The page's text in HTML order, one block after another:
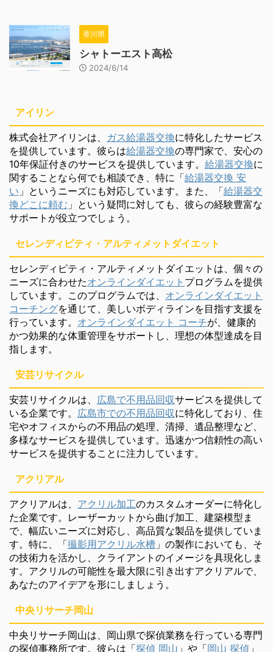
香川県
シャトーエスト高松
2024/6/14
アイリン
株式会社アイリンは、 ガス給湯器交換に特化したサービス
を提供しています。彼らは給湯器交換の専門家で、安心の
10年保証付きのサービスを提供しています。 給湯器交換に
関することなら何でも相談でき、特に「給湯器交換 安
い 」というニーズにも対応しています。また、「給湯器交
換どこに頼む 」という疑問に対しても、彼らの経験豊富な
サポートが役立つでしょう。
セレンディピティ・アルティメットダイエット
セレンディピティ・アルティメットダイエットは、個々の
ニーズに合わせたオンラインダイエット プログラムを提供
しています。このプログラムでは、 オンラインダイエット
コーチングを通じて、美しいボディラインを目指す支援を
行っています。 オンラインダイエット コーチが、健康的
かつ効果的な体重管理をサポートし、理想の体型達成を目
指します。
安芸リサイクル
安芸リサイクルは、 広島で不用品回収サービスを提供して
いる企業です。 広島市での不用品回収に特化しており、住
宅やオフィスからの不用品の処理、清掃、遺品整理など、
多様なサービスを提供しています。迅速かつ信頼性の高い
サービスを提供することに注力しています。
アクリアル
アクリアルは、 アクリル加工のカスタムオーダーに特化し
た企業です。レーザーカットから曲げ加工、建築模型ま
で、幅広いニーズに対応し、高品質な製品を提供していま
す。特に、「撮影用アクリル水槽 」の製作においても、そ
の技術力を活かし、クライアントのイメージを具現化しま
す。アクリルの可能性を最大限に引き出すアクリアルで、
あなたのアイデアを形にしましょう。
中央リサーチ岡山
中央リサーチ岡山は、岡山県で探偵業務を行っている専門
の探偵事務所です。彼らは「探偵 岡山 」や「岡山 探偵 」